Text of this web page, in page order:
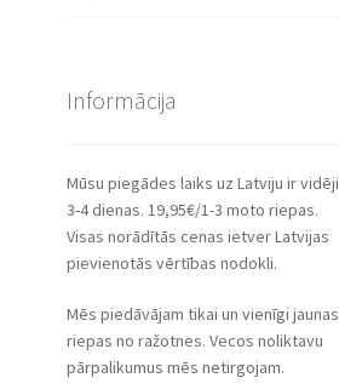
Informācija
Mūsu piegādes laiks uz Latviju ir vidēji
3-4 dienas. 19,95€/1-3 moto riepas.
Visas norādītās cenas ietver Latvijas
pievienotās vērtības nodokli.
Mēs piedāvājam tikai un vienīgi jaunas
riepas no ražotnes. Vecos noliktavu
pārpalikumus mēs netirgojam.